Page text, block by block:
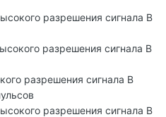
разрешения сигнала B
разрешения сигнала B
разрешения сигнала B
разрешения сигнала B